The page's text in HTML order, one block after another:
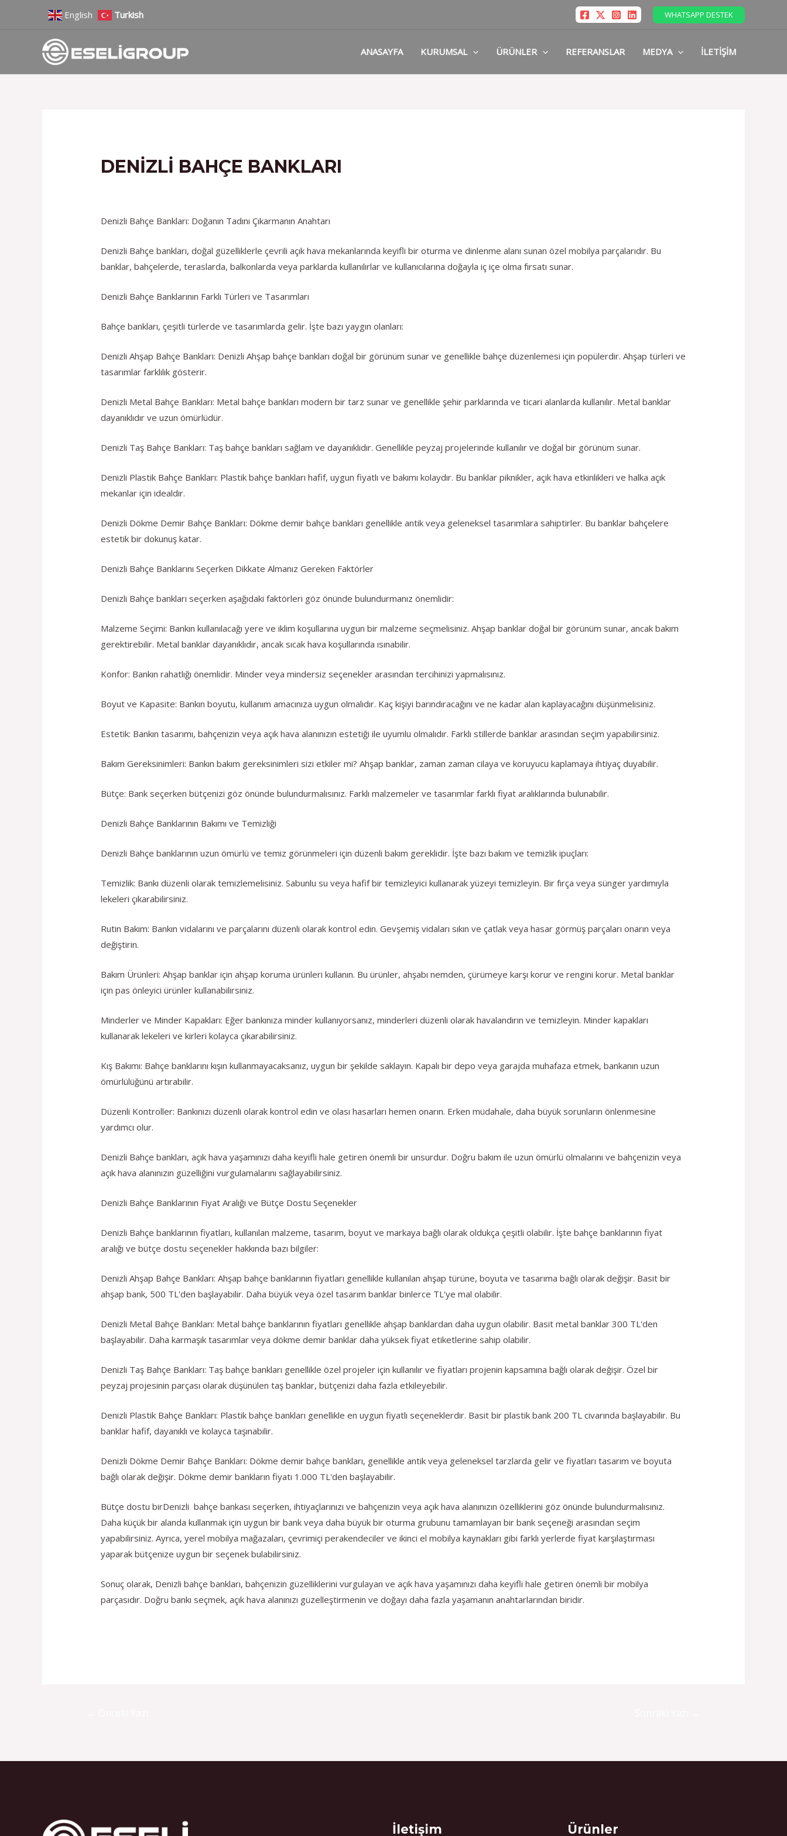
English Turkish WHATSAPP DESTEK
ANASAYFA KURUMSAL ÜRÜNLER REFERANSLAR MEDYA İLETIŞIM
DENIZLI BAHÇE BANKLARI
Denizli Bahçe Bankları: Doğanın Tadını Çıkarmanın Anahtarı
Denizli Bahçe bankları, doğal güzelliklerle çevrili açık hava mekanlarında keyifli bir oturma ve dinlenme alanı sunan özel mobilya parçalarıdır. Bu
banklar, bahçelerde, teraslarda, balkonlarda veya parklarda kullanılırlar ve kullanıcılarına doğayla iç içe olma fırsatı sunar.
Denizli Bahçe Banklarının Farklı Türleri ve Tasarımları
Bahçe bankları, çeşitli türlerde ve tasarımlarda gelir. İşte bazı yaygın olanları:
Denizli Ahşap Bahçe Bankları: Denizli Ahşap bahçe bankları doğal bir görünüm sunar ve genellikle bahçe düzenlemesi için popülerdir. Ahşap türleri ve
tasarımlar farklılık gösterir.
Denizli Metal Bahçe Bankları: Metal bahçe bankları modern bir tarz sunar ve genellikle şehir parklarında ve ticari alanlarda kullanılır. Metal banklar
dayanıklıdır ve uzun ömürlüdür.
Denizli Taş Bahçe Bankları: Taş bahçe bankları sağlam ve dayanıklıdır. Genellikle peyzaj projelerinde kullanılır ve doğal bir görünüm sunar.
Denizli Plastik Bahçe Bankları: Plastik bahçe bankları hafif, uygun fiyatlı ve bakımı kolaydır. Bu banklar piknikler, açık hava etkinlikleri ve halka açık
mekanlar için idealdir.
Denizli Dökme Demir Bahçe Bankları: Dökme demir bahçe bankları genellikle antik veya geleneksel tasarımlara sahiptirler. Bu banklar bahçelere
estetik bir dokunuş katar.
Denizli Bahçe Banklarını Seçerken Dikkate Almanız Gereken Faktörler
Denizli Bahçe bankları seçerken aşağıdaki faktörleri göz önünde bulundurmanız önemlidir:
Malzeme Seçimi: Bankın kullanılacağı yere ve iklim koşullarına uygun bir malzeme seçmelisiniz. Ahşap banklar doğal bir görünüm sunar, ancak bakım
gerektirebilir. Metal banklar dayanıklıdır, ancak sıcak hava koşullarında ısınabilir.
Konfor: Bankın rahatlığı önemlidir. Minder veya mindersiz seçenekler arasından tercihinizi yapmalısınız.
Boyut ve Kapasite: Bankın boyutu, kullanım amacınıza uygun olmalıdır. Kaç kişiyi barındıracağını ve ne kadar alan kaplayacağını düşünmelisiniz.
Estetik: Bankın tasarımı, bahçenizin veya açık hava alanınızın estetiği ile uyumlu olmalıdır. Farklı stillerde banklar arasından seçim yapabilirsiniz.
Bakım Gereksinimleri: Bankın bakım gereksinimleri sizi etkiler mi? Ahşap banklar, zaman zaman cilaya ve koruyucu kaplamaya ihtiyaç duyabilir.
Bütçe: Bank seçerken bütçenizi göz önünde bulundurmalısınız. Farklı malzemeler ve tasarımlar farklı fiyat aralıklarında bulunabilir.
Denizli Bahçe Banklarının Bakımı ve Temizliği
Denizli Bahçe banklarının uzun ömürlü ve temiz görünmeleri için düzenli bakım gereklidir. İşte bazı bakım ve temizlik ipuçları:
Temizlik: Bankı düzenli olarak temizlemelisiniz. Sabunlu su veya hafif bir temizleyici kullanarak yüzeyi temizleyin. Bir fırça veya sünger yardımıyla
lekeleri çıkarabilirsiniz.
Rutin Bakım: Bankın vidalarını ve parçalarını düzenli olarak kontrol edin. Gevşemiş vidaları sıkın ve çatlak veya hasar görmüş parçaları onarın veya
değiştirin.
Bakım Ürünleri: Ahşap banklar için ahşap koruma ürünleri kullanın. Bu ürünler, ahşabı nemden, çürümeye karşı korur ve rengini korur. Metal banklar
için pas önleyici ürünler kullanabilirsiniz.
Minderler ve Minder Kapakları: Eğer bankınıza minder kullanıyorsanız, minderleri düzenli olarak havalandırın ve temizleyin. Minder kapakları
kullanarak lekeleri ve kirleri kolayca çıkarabilirsiniz.
Kış Bakımı: Bahçe banklarını kışın kullanmayacaksanız, uygun bir şekilde saklayın. Kapalı bir depo veya garajda muhafaza etmek, bankanın uzun
ömürlülüğünü artırabilir.
Düzenli Kontroller: Bankınızı düzenli olarak kontrol edin ve olası hasarları hemen onarın. Erken müdahale, daha büyük sorunların önlenmesine
yardımcı olur.
Denizli Bahçe bankları, açık hava yaşamınızı daha keyifli hale getiren önemli bir unsurdur. Doğru bakım ile uzun ömürlü olmalarını ve bahçenizin veya
açık hava alanınızın güzelliğini vurgulamalarını sağlayabilirsiniz.
Denizli Bahçe Banklarının Fiyat Aralığı ve Bütçe Dostu Seçenekler
Denizli Bahçe banklarının fiyatları, kullanılan malzeme, tasarım, boyut ve markaya bağlı olarak oldukça çeşitli olabilir. İşte bahçe banklarının fiyat
aralığı ve bütçe dostu seçenekler hakkında bazı bilgiler:
Denizli Ahşap Bahçe Bankları: Ahşap bahçe banklarının fiyatları genellikle kullanılan ahşap türüne, boyuta ve tasarıma bağlı olarak değişir. Basit bir
ahşap bank, 500 TL'den başlayabilir. Daha büyük veya özel tasarım banklar binlerce TL'ye mal olabilir.
Denizli Metal Bahçe Bankları: Metal bahçe banklarının fiyatları genellikle ahşap banklardan daha uygun olabilir. Basit metal banklar 300 TL'den
başlayabilir. Daha karmaşık tasarımlar veya dökme demir banklar daha yüksek fiyat etiketlerine sahip olabilir.
Denizli Taş Bahçe Bankları: Taş bahçe bankları genellikle özel projeler için kullanılır ve fiyatları projenin kapsamına bağlı olarak değişir. Özel bir
peyzaj projesinin parçası olarak düşünülen taş banklar, bütçenizi daha fazla etkileyebilir.
Denizli Plastik Bahçe Bankları: Plastik bahçe bankları genellikle en uygun fiyatlı seçeneklerdir. Basit bir plastik bank 200 TL civarında başlayabilir. Bu
banklar hafif, dayanıklı ve kolayca taşınabilir.
Denizli Dökme Demir Bahçe Bankları: Dökme demir bahçe bankları, genellikle antik veya geleneksel tarzlarda gelir ve fiyatları tasarım ve boyuta
bağlı olarak değişir. Dökme demir bankların fiyatı 1.000 TL'den başlayabilir.
Bütçe dostu birDenizli bahçe bankası seçerken, ihtiyaçlarınızı ve bahçenizin veya açık hava alanınızın özelliklerini göz önünde bulundurmalısınız.
Daha küçük bir alanda kullanmak için uygun bir bank veya daha büyük bir oturma grubunu tamamlayan bir bank seçeneği arasından seçim
yapabilirsiniz. Ayrıca, yerel mobilya mağazaları, çevrimiçi perakendeciler ve ikinci el mobilya kaynakları gibi farklı yerlerde fiyat karşılaştırması
yaparak bütçenize uygun bir seçenek bulabilirsiniz.
Sonuç olarak, Denizli bahçe bankları, bahçenizin güzelliklerini vurgulayan ve açık hava yaşamınızı daha keyifli hale getiren önemli bir mobilya
parçasıdır. Doğru bankı seçmek, açık hava alanınızı güzelleştirmenin ve doğayı daha fazla yaşamanın anahtarlarından biridir.
gezinmesi
İletişim Ürünler
Select